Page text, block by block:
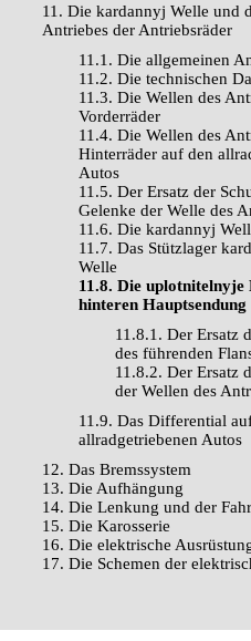
11. Die kardannyj Welle und
Antriebes der Antriebsräder
11.1. Die allgemeinen
11.2. Die technischen
11.3. Die Wellen des
Vorderräder
11.4. Die Wellen des
Hinterräder auf den
Autos
11.5. Der Ersatz der
Gelenke der Welle des
11.6. Die kardannyj
11.7. Das Stützlager
Welle
11.8. Die uplotnitelnyje
hinteren Hauptsendung
11.8.1. Der Ersatz
des führenden
11.8.2. Der Ersatz
der Wellen des
11.9. Das Differential
allradgetriebenen Autos
12. Das Bremssystem
13. Die Aufhängung
14. Die Lenkung und der
15. Die Karosserie
16. Die elektrische
17. Die Schemen der